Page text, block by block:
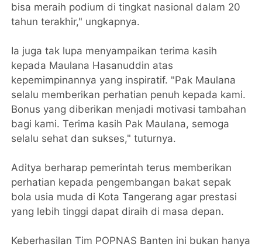
bisa meraih podium di tingkat nasional dalam 20
tahun terakhir," ungkapnya.
Ia juga tak lupa menyampaikan terima kasih
kepada Maulana Hasanuddin atas
kepemimpinannya yang inspiratif. "Pak Maulana
selalu memberikan perhatian penuh kepada kami.
Bonus yang diberikan menjadi motivasi tambahan
bagi kami. Terima kasih Pak Maulana, semoga
selalu sehat dan sukses," tuturnya.
Aditya berharap pemerintah terus memberikan
perhatian kepada pengembangan bakat sepak
bola usia muda di Kota Tangerang agar prestasi
yang lebih tinggi dapat diraih di masa depan.
Keberhasilan Tim POPNAS Banten ini bukan hanya